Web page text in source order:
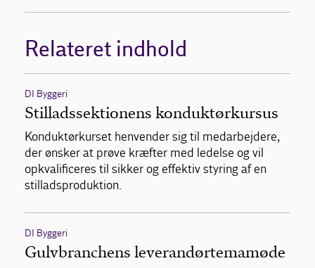
Relateret indhold
DI Byggeri
Stilladssektionens konduktørkursus
Konduktørkurset henvender sig til medarbejdere,
der ønsker at prøve kræfter med ledelse og vil
opkvalificeres til sikker og effektiv styring af en
stilladsproduktion.
DI Byggeri
Gulvbranchens leverandørtemamøde